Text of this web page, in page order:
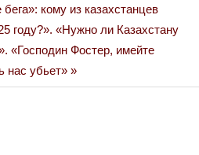
кому из казахстанцев
году?». «Нужно ли Казахстану
«Господин Фостер, имейте
нас убьет»